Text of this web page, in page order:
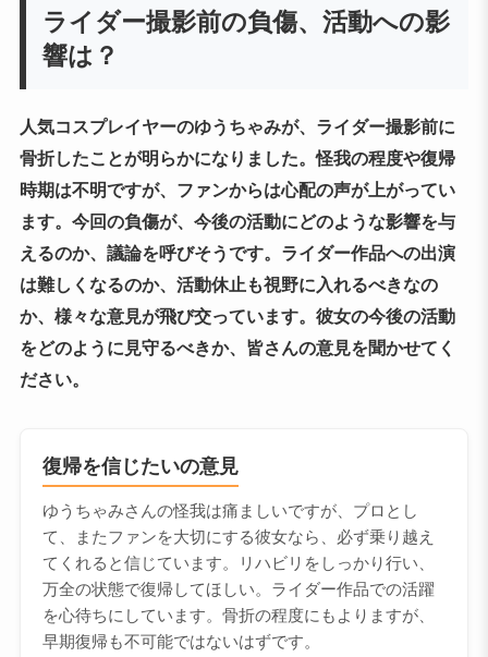
ライダー撮影前の負傷、活動への影
響は？
人気コスプレイヤーのゆうちゃみが、ライダー撮影前に
骨折したことが明らかになりました。怪我の程度や復帰
時期は不明ですが、ファンからは心配の声が上がってい
ます。今回の負傷が、今後の活動にどのような影響を与
えるのか、議論を呼びそうです。ライダー作品への出演
は難しくなるのか、活動休止も視野に入れるべきなの
か、様々な意見が飛び交っています。彼女の今後の活動
をどのように見守るべきか、皆さんの意見を聞かせてく
ださい。
復帰を信じたいの意見
ゆうちゃみさんの怪我は痛ましいですが、プロとし
て、またファンを大切にする彼女なら、必ず乗り越え
てくれると信じています。リハビリをしっかり行い、
万全の状態で復帰してほしい。ライダー作品での活躍
を心待ちにしています。骨折の程度にもよりますが、
早期復帰も不可能ではないはずです。